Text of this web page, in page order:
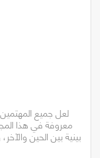
لعل جميع
معروفة في هذا
بينية بين الحين